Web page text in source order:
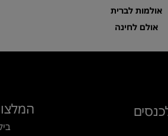
אולמות לברית
אולם לחינה